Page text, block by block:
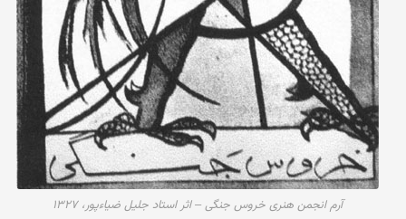
آرم انجمن هنری خروس جنگی – اثر استاد جلیل ضیاءپور، ۱۳۲۷